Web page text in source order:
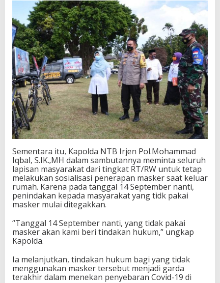
Sementara itu, Kapolda NTB Irjen Pol.Mohammad
Iqbal, S.IK.,MH dalam sambutannya meminta seluruh
lapisan masyarakat dari tingkat RT/RW untuk tetap
melakukan sosialisasi penerapan masker saat keluar
rumah. Karena pada tanggal 14 September nanti,
penindakan kepada masyarakat yang tidk pakai
masker mulai ditegakkan.
“Tanggal 14 September nanti, yang tidak pakai
masker akan kami beri tindakan hukum,” ungkap
Kapolda.
Ia melanjutkan, tindakan hukum bagi yang tidak
menggunakan masker tersebut menjadi garda
terakhir dalam menekan penyebaran Covid-19 di